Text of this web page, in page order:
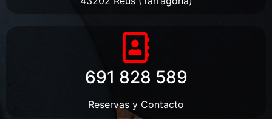
691 828 589
Reservas y Contacto